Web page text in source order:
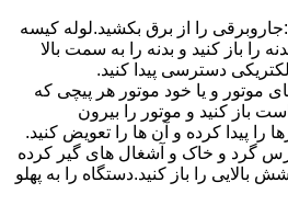
را از برق بکشید.لوله کیسه
را باز کنید و بدنه را به سمت بالا
دسترسی پیدا کنید.
و یا خود موتور هر پیچی که
باز کنید و موتور را بیرون
را پیدا کرده و آن ها را تعویض کنید.
گرد و خاک و آشغال های گیر کرده
بالایی را باز کنید.دستگاه را به پهلو